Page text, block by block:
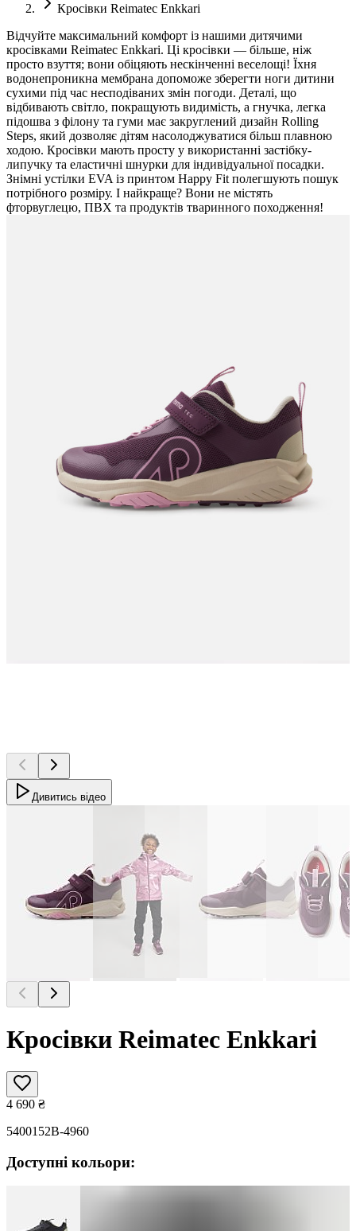
Кросівки Reimatec Enkkari
Відчуйте максимальний комфорт із нашими дитячими
кросівками Reimatec Enkkari. Ці кросівки — більше, ніж
просто взуття; вони обіцяють нескінченні веселощі! Їхня
водонепроникна мембрана допоможе зберегти ноги дитини
сухими під час несподіваних змін погоди. Деталі, що
відбивають світло, покращують видимість, а гнучка, легка
підошва з філону та гуми має закруглений дизайн Rolling
Steps, який дозволяє дітям насолоджуватися більш плавною
ходою. Кросівки мають просту у використанні застібку-
липучку та еластичні шнурки для індивідуальної посадки.
Знімні устілки EVA із принтом Happy Fit полегшують пошук
потрібного розміру. І найкраще? Вони не містять
фторвуглецю, ПВХ та продуктів тваринного походження!
Дивитись відео
Кросівки Reimatec Enkkari
4 690 ₴
5400152B-4960
Доступні кольори: